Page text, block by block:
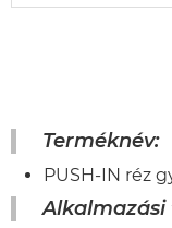
Terméknév:
PUSH-IN réz